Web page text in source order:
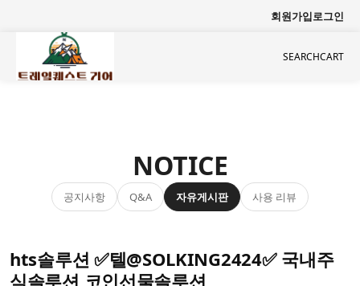
회원가입로그인
SEARCHCART
NOTICE
공지사항 Q&A 자유게시판 사용 리뷰
hts솔루션 ✅텔@SOLKING2424✅ 국내주
식솔루션 코인선물솔루션